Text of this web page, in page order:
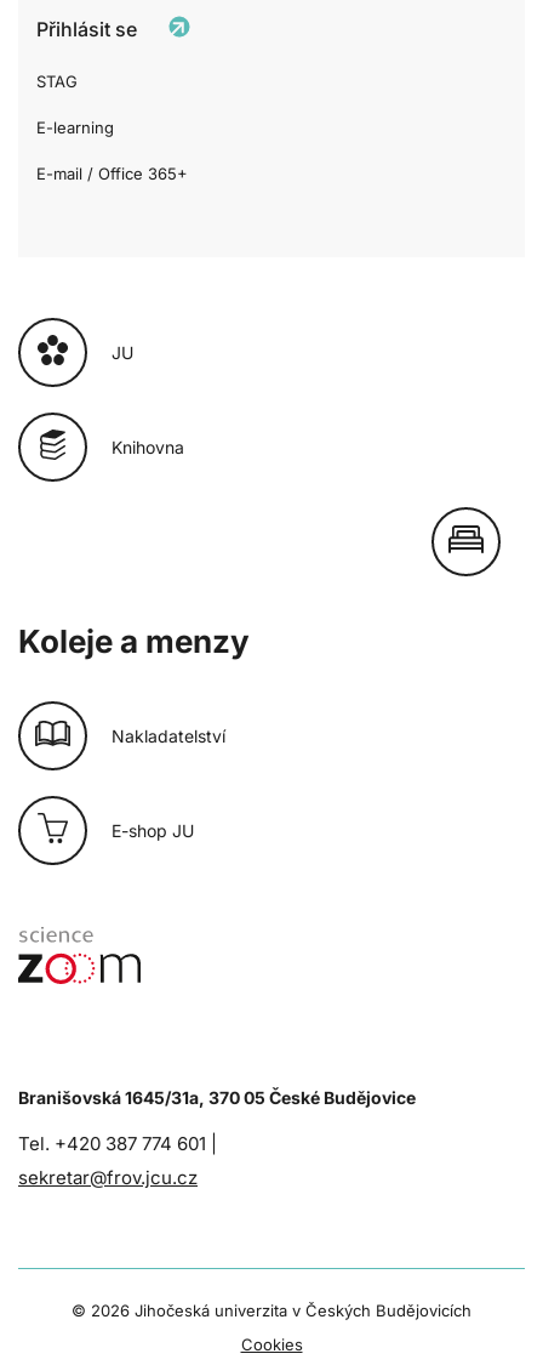
Přihlásit se
STAG
E-learning
E-mail / Office 365+
JU
Knihovna
Koleje a menzy
Nakladatelství
E-shop JU
Branišovská 1645/31a, 370 05 České Budějovice
Tel. +420 387 774 601 |
sekretar@frov.jcu.cz
© 2026 Jihočeská univerzita v Českých Budějovicích
Cookies